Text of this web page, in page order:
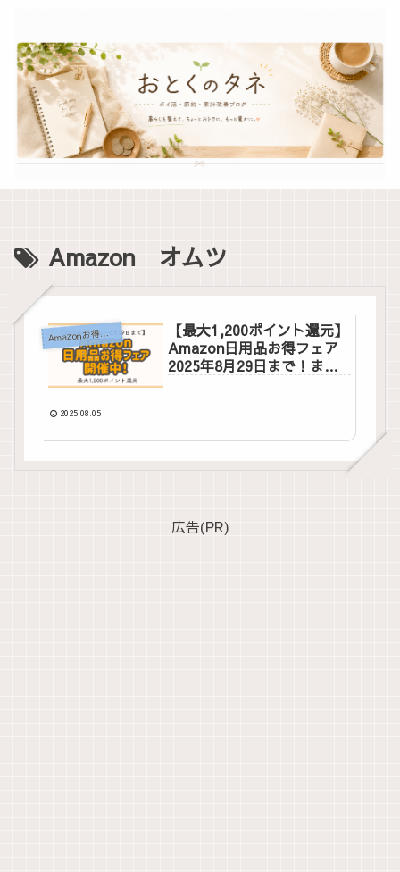
Amazon オムツ
A
mazonお得情報
【最大1,200ポイント還元】
Amazon日用品お得フェア
2025年8月29日まで！まと
2025.08.05
広告(PR)